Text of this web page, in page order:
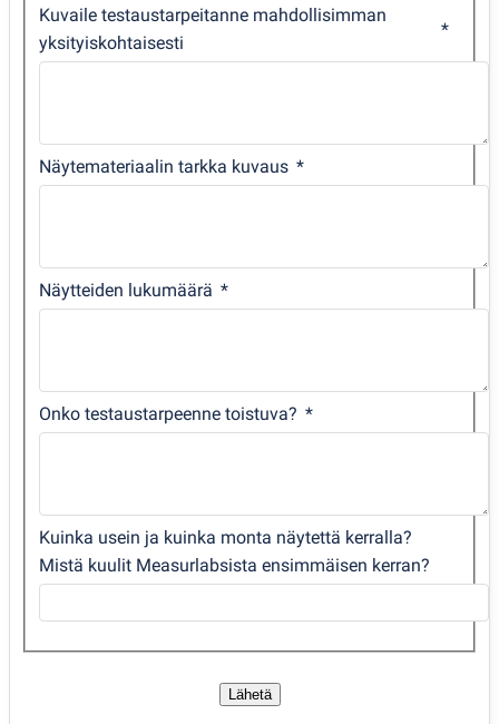
Kuvaile testaustarpeitanne mahdollisimman
yksityiskohtaisesti
Näytemateriaalin tarkka kuvaus
Näytteiden lukumäärä
Onko testaustarpeenne toistuva?
Kuinka usein ja kuinka monta näytettä kerralla?
Mistä kuulit Measurlabsista ensimmäisen kerran?
Lähetä